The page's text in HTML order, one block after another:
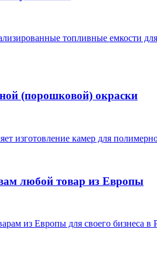
топливные емкости
(порошковой) окраски
изготовление камер для
любой товар из Европы
из Европы для своего бизнеса